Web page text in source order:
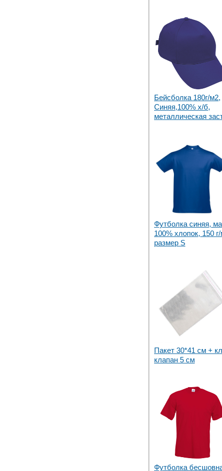
Бейсболка 180г/м2,
Синяя,100% х/б,
металлическая
Футболка синяя,
100% хлопок, 150
размер S
Пакет 30*41 см +
клапан 5 см
Футболка